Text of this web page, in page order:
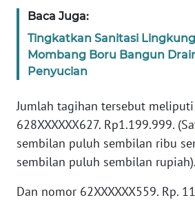
Baca Juga:
Tingkatkan Sanitasi
Mombang Boru Bangun
Penyucian
Jumlah tagihan tersebut
628XXXXXX627. Rp1.199.999.
sembilan puluh sembilan ribu
sembilan puluh sembilan rupiah).
Dan nomor 62XXXXXX559. Rp.
WN
SULTENG
SULBAR
WN
BABEL
WN